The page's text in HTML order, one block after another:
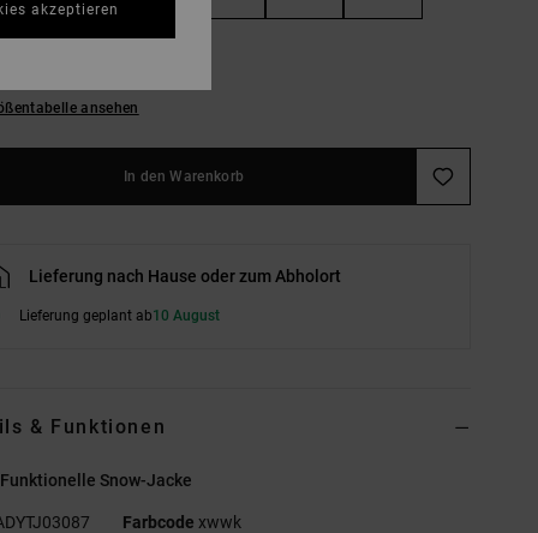
ansehen
In den Warenkorb
Lieferung nach Hause oder zum Abholort
Lieferung geplant ab10 August
& Funktionen
Snow-Jacke
Farbcode xwwk
akzeptieren